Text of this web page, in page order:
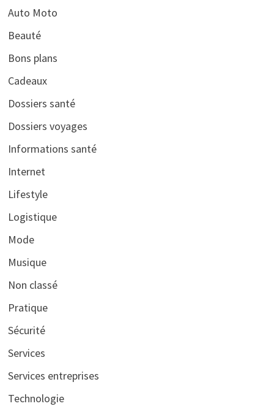
Auto Moto
Beauté
Bons plans
Cadeaux
Dossiers santé
Dossiers voyages
Informations santé
Internet
Lifestyle
Logistique
Mode
Musique
Non classé
Pratique
Sécurité
Services
Services entreprises
Technologie